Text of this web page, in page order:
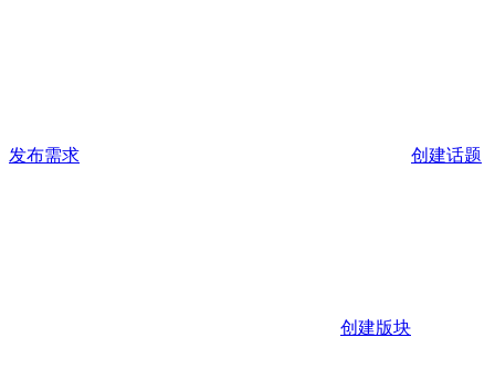
发布需求 创建话题
创建版块